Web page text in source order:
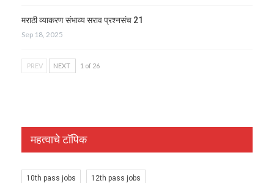
मराठी व्याकरण संभाव्य सराव प्रश्नसंच 21
Sep 18, 2025
PREV NEXT 1 of 26
महत्वाचे टॉपिक
10th pass jobs 12th pass jobs